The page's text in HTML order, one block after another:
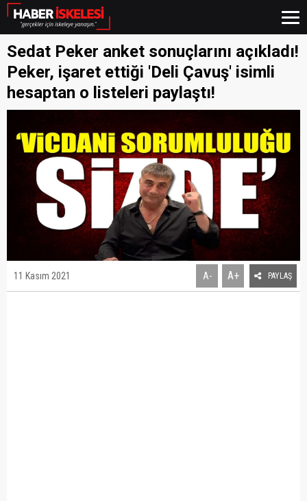
Sedat Peker anket sonuçlarını açıkladı!
Peker, işaret ettiği 'Deli Çavuş' isimli
hesaptan o listeleri paylaştı!
11 Kasım 2021 A- A+ PAYLAŞ